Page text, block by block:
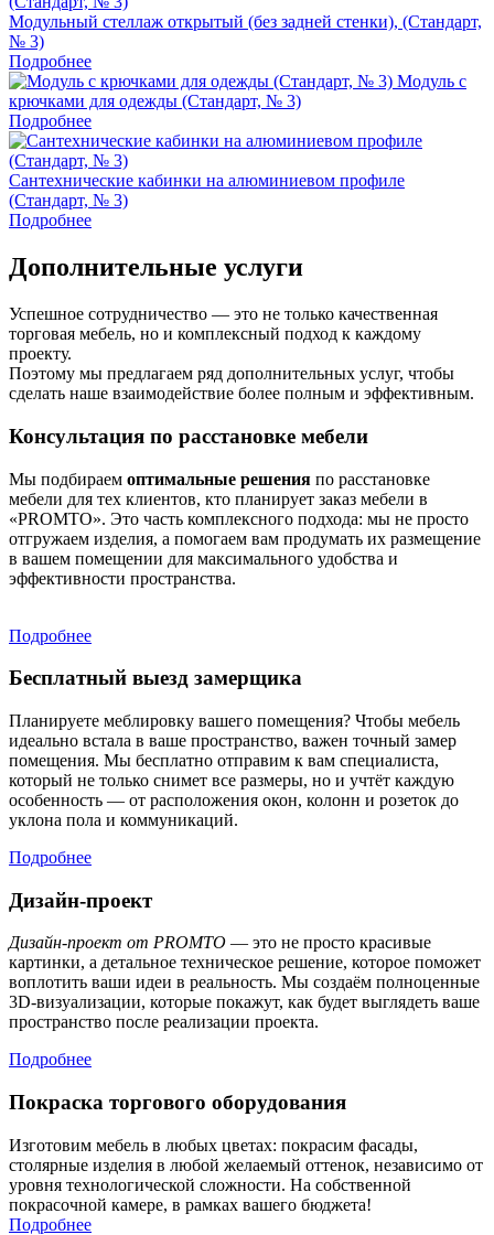
Модульный стеллаж открытый (без задней стенки), (Стандарт,
№ 3)
Подробнее
Модуль с
крючками для одежды (Стандарт, № 3)
Подробнее
Сантехнические кабинки на алюминиевом профиле
(Стандарт, № 3)
Подробнее
Дополнительные услуги
Успешное сотрудничество — это не только качественная
торговая мебель, но и комплексный подход к каждому
проекту.
Поэтому мы предлагаем ряд дополнительных услуг, чтобы
сделать наше взаимодействие более полным и эффективным.
Консультация по расстановке мебели
Мы подбираем оптимальные решения по расстановке
мебели для тех клиентов, кто планирует заказ мебели в
«PROMTO». Это часть комплексного подхода: мы не просто
отгружаем изделия, а помогаем вам продумать их размещение
в вашем помещении для максимального удобства и
эффективности пространства.
Подробнее
Бесплатный выезд замерщика
Планируете меблировку вашего помещения? Чтобы мебель
идеально встала в ваше пространство, важен точный замер
помещения. Мы бесплатно отправим к вам специалиста,
который не только снимет все размеры, но и учтёт каждую
особенность — от расположения окон, колонн и розеток до
уклона пола и коммуникаций.
Подробнее
Дизайн-проект
Дизайн-проект от PROMTO — это не просто красивые
картинки, а детальное техническое решение, которое поможет
воплотить ваши идеи в реальность. Мы создаём полноценные
3D-визуализации, которые покажут, как будет выглядеть ваше
пространство после реализации проекта.
Подробнее
Покраска торгового оборудования
Изготовим мебель в любых цветах: покрасим фасады,
столярные изделия в любой желаемый оттенок, независимо от
уровня технологической сложности. На собственной
покрасочной камере, в рамках вашего бюджета!
Подробнее